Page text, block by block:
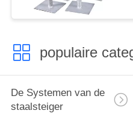
populaire
De Systemen van de
staalsteiger